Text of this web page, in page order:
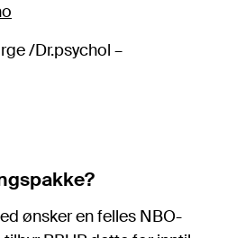
/Dr.psychol –
ønsker en felles NBO-